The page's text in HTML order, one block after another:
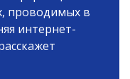
проводимых в
интернет-